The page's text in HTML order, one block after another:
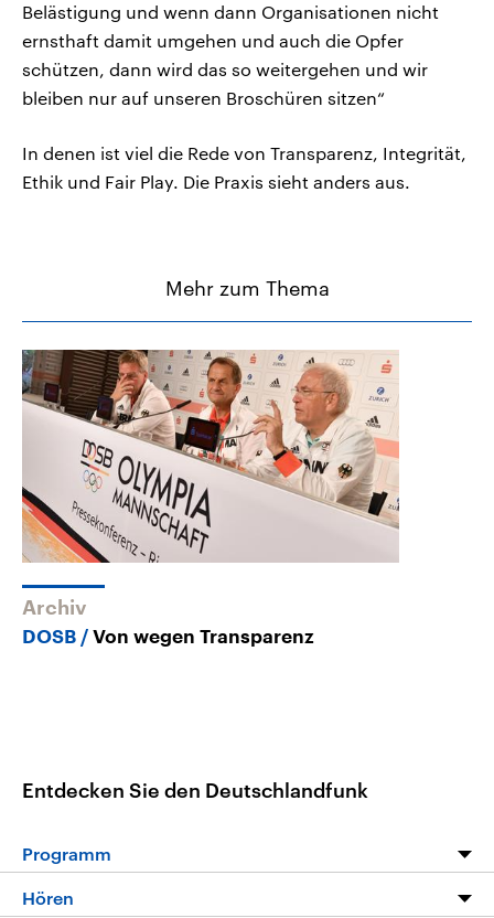
Belästigung und wenn dann Organisationen nicht
ernsthaft damit umgehen und auch die Opfer
schützen, dann wird das so weitergehen und wir
bleiben nur auf unseren Broschüren sitzen“
In denen ist viel die Rede von Transparenz, Integrität,
Ethik und Fair Play. Die Praxis sieht anders aus.
Mehr zum Thema
Archiv
DOSB Von wegen Transparenz
Entdecken Sie den Deutschlandfunk
Programm
Programm
Hören